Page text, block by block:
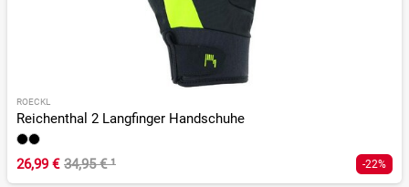
ROECKL
Reichenthal 2 Langfinger Handschuhe
26,99 € 34,95 €¹ -22%